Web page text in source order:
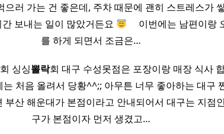
으러 가는 건 좋은데, 주차 때문에 괜히 스트레스가
보내는 일이 많았거든요
이번에는 남편이랑
를 하게 되면서 조금은…
회 싱싱뽈락회 대구 수성못점은 포장이랑 매장 식사
처음 올려서 당황^^;; 아무튼 너무 좋아하는 대구
부산 해운대가 본점이라고 안내되어서 대구는 지점
구가 본점이자 먼저 생겼고…